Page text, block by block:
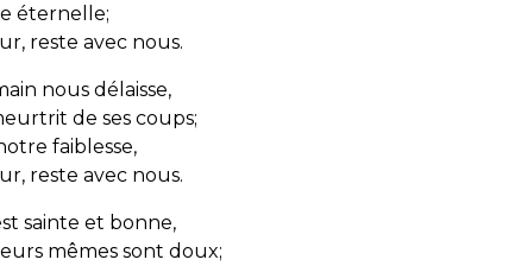
éternelle;
reste avec nous.
nous délaisse,
de ses coups;
faiblesse,
reste avec nous.
sainte et bonne,
mêmes sont doux;